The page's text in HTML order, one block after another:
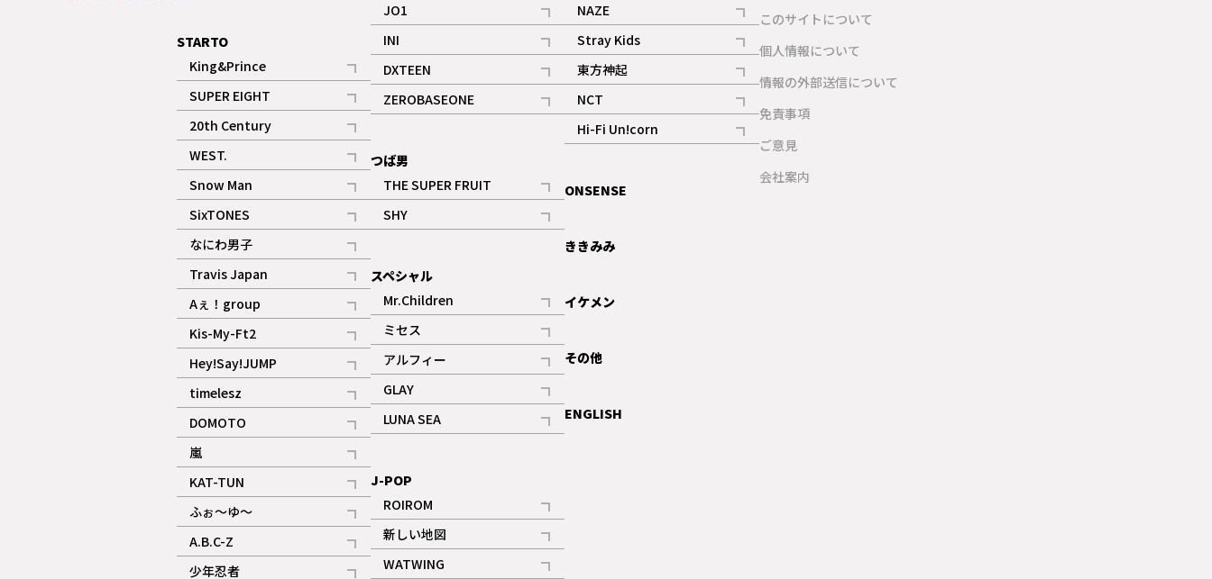
STARTO
King&Prince
記事
SUPER EIGHT
記事
20th Century
記事
WEST.
記事
Snow Man
記事
ギャラリー
SixTONES
記事
ギャラリー
なにわ男子
記事
Travis Japan
記事
Aぇ！group
記事
Kis-My-Ft2
記事
ギャラリー
Hey!Say!JUMP
記事
timelesz
記事
DOMOTO
記事
嵐
記事
KAT-TUN
記事
ふぉ～ゆ～
記事
A.B.C-Z
記事
少年忍者
JO1
記事
ギャラリー
INI
記事
ギャラリー
DXTEEN
記事
ギャラリー
ZEROBASEONE
記事
つば男
THE SUPER FRUIT
記事
ギャラリー
SHY
記事
スペシャル
Mr.Children
記事
ミセス
記事
アルフィー
記事
GLAY
記事
LUNA SEA
記事
J-POP
ROIROM
記事
新しい地図
記事
WATWING
NAZE
記事
Stray Kids
記事
東方神起
記事
NCT
記事
Hi-Fi Un!corn
記事
ONSENSE
ききみみ
イケメン
その他
ENGLISH
このサイトについて
個人情報について
情報の外部送信について
免責事項
ご意見
会社案内